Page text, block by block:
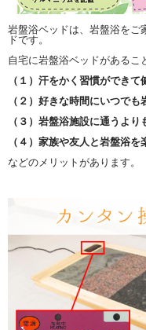
岩盤浴ベッドは、岩盤浴をご
ドです。
自宅に岩盤浴ベッドがあるこ
（１）汗をかく習慣ができて
（２）好きな時間にいつでも
（３）岩盤浴施設に通うよ
（４）家族や友人と岩盤浴を
などのメリットがあります。